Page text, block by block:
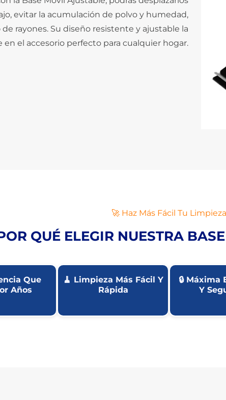
evitar la acumulación de polvo y humedad,
rayones. Su diseño resistente y ajustable la
en el accesorio perfecto para cualquier hogar.
🚀 Haz Más Fácil Tu Limpieza
QUÉ ELEGIR NUESTRA
Que
Años
🧹 Limpieza Más Fácil Y
Rápida
🔒 Máxima
Y